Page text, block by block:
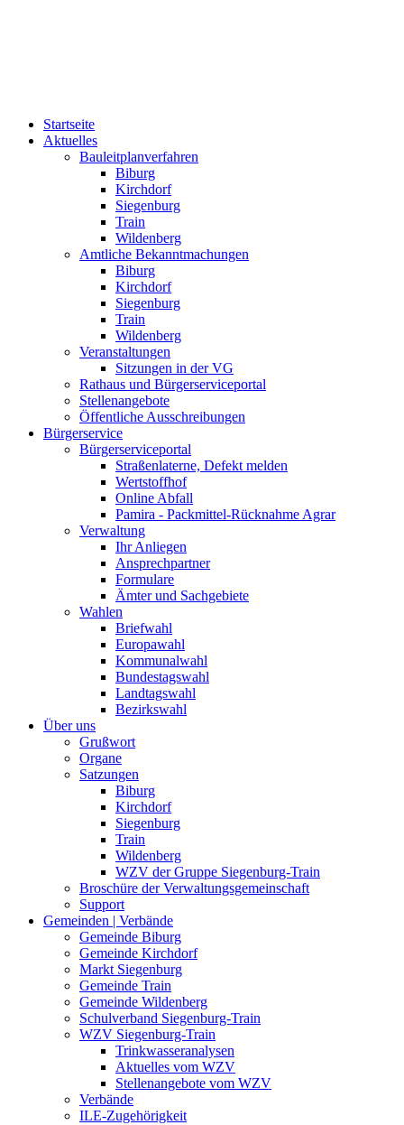
Startseite
Aktuelles
Bauleitplanverfahren
Biburg
Kirchdorf
Siegenburg
Train
Wildenberg
Amtliche Bekanntmachungen
Biburg
Kirchdorf
Siegenburg
Train
Wildenberg
Veranstaltungen
Sitzungen in der VG
Rathaus und Bürgerserviceportal
Stellenangebote
Öffentliche Ausschreibungen
Bürgerservice
Bürgerserviceportal
Straßenlaterne, Defekt melden
Wertstoffhof
Online Abfall
Pamira - Packmittel-Rücknahme Agrar
Verwaltung
Ihr Anliegen
Ansprechpartner
Formulare
Ämter und Sachgebiete
Wahlen
Briefwahl
Europawahl
Kommunalwahl
Bundestagswahl
Landtagswahl
Bezirkswahl
Über uns
Grußwort
Organe
Satzungen
Biburg
Kirchdorf
Siegenburg
Train
Wildenberg
WZV der Gruppe Siegenburg-Train
Broschüre der Verwaltungsgemeinschaft
Support
Gemeinden | Verbände
Gemeinde Biburg
Gemeinde Kirchdorf
Markt Siegenburg
Gemeinde Train
Gemeinde Wildenberg
Schulverband Siegenburg-Train
WZV Siegenburg-Train
Trinkwasseranalysen
Aktuelles vom WZV
Stellenangebote vom WZV
Verbände
ILE-Zugehörigkeit